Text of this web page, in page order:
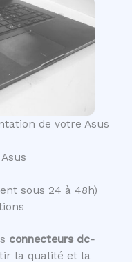
de votre Asus
sous 24 à 48h)
connecteurs dc-
la qualité et la